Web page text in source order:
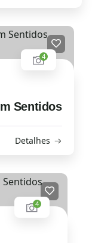
4
Sentidos
Detalhes
4